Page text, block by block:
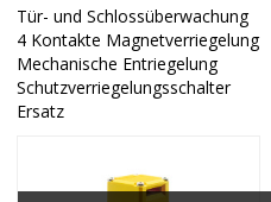
Tür- und Schlossüberwachung
4 Kontakte Magnetverriegelung
Mechanische Entriegelung
Schutzverriegelungsschalter
Ersatz